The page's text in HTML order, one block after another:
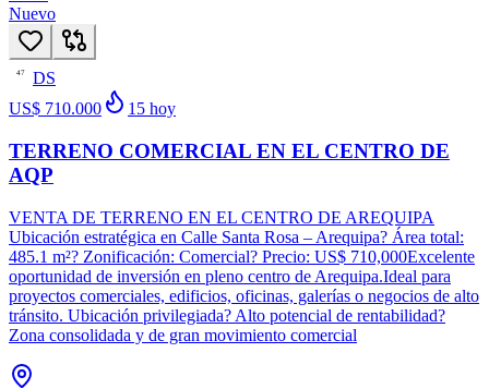
Nuevo
47
DS
US$ 710.000
15 hoy
TERRENO COMERCIAL EN EL CENTRO DE
AQP
VENTA DE TERRENO EN EL CENTRO DE AREQUIPA
Ubicación estratégica en Calle Santa Rosa – Arequipa? Área total:
485.1 m²? Zonificación: Comercial? Precio: US$ 710,000Excelente
oportunidad de inversión en pleno centro de Arequipa.Ideal para
proyectos comerciales, edificios, oficinas, galerías o negocios de alto
tránsito. Ubicación privilegiada? Alto potencial de rentabilidad?
Zona consolidada y de gran movimiento comercial